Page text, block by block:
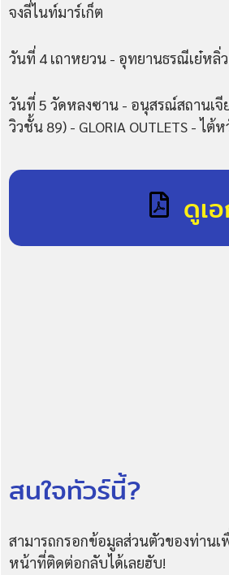
จงลี่ไนท์มาร์เก็ต
วันที่ 4 เถาหยวน - อุทยานธรณีเย๋ห
วันที่ 5 วัดหลงซาน - อนุสรณ์สถานเจี
วิวชั้น 89) - GLORIA OUTLETS -
ดูเ
สนใจทัวร์นี้?
สามารถกรอกข้อมูลส่วนตัวของท่านเ
หน้าที่ติดต่อกลับได้เลยฮับ!